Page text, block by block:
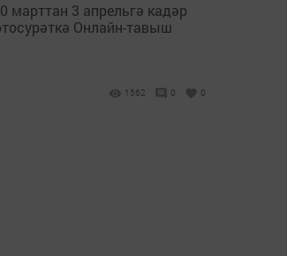
марттан 3 апрельгә кадәр
Онлайн-тавыш
1562 0 0